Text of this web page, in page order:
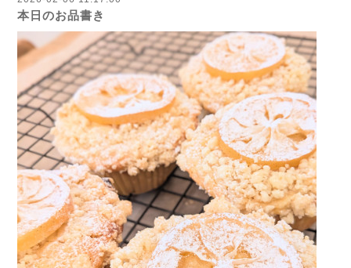
本日のお品書き